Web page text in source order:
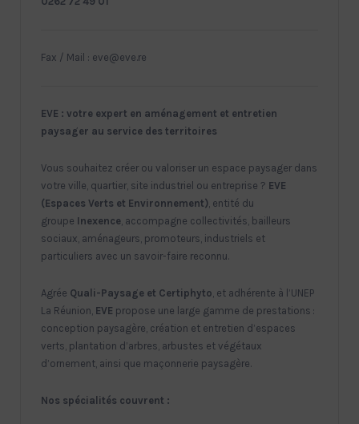
Fax / Mail : eve@eve.re
EVE : votre expert en aménagement et entretien
paysager au service des territoires
Vous souhaitez créer ou valoriser un espace paysager dans
votre ville, quartier, site industriel ou entreprise ? EVE
(Espaces Verts et Environnement) , entité du
groupe Inexence , accompagne collectivités, bailleurs
sociaux, aménageurs, promoteurs, industriels et
particuliers avec un savoir-faire reconnu.
Agrée Quali-Paysage et Certiphyto , et adhérente à l’UNEP
La Réunion, EVE propose une large gamme de prestations :
conception paysagère, création et entretien d’espaces
verts, plantation d’arbres, arbustes et végétaux
d’ornement, ainsi que maçonnerie paysagère.
Nos spécialités couvrent :